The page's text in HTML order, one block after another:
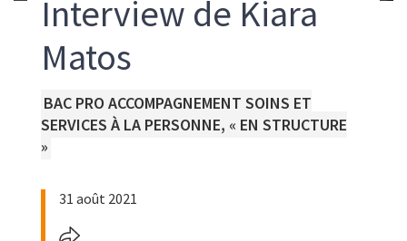
Interview de Kiara
Matos
Formations
liées
BAC PRO ACCOMPAGNEMENT SOINS ET
SERVICES À LA PERSONNE, « EN STRUCTURE
»
31 août 2021